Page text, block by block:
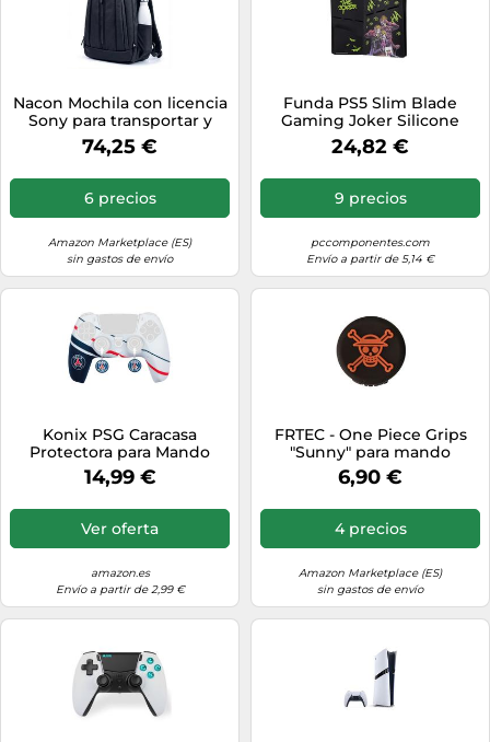
Nacon Mochila con licencia
Sony para transportar y
proteger la consola PS5
74,25 €
6 precios
Amazon Marketplace (ES)
sin gastos de envío
Funda PS5 Slim Blade
Gaming Joker Silicone
Cover Negra Verde Silicone
Protectora
24,82 €
9 precios
pccomponentes.com
Envío a partir de 5,14 €
Konix PSG Caracasa
Protectora para Mando
DualSense PS5 - Silicona -
Tapa de Botones - Azul,
Blanco y Rojo
14,99 €
Ver oferta
amazon.es
Envío a partir de 2,99 €
FRTEC - One Piece Grips
"Sunny" para mando
PS5/PS4
6,90 €
4 precios
Amazon Marketplace (ES)
sin gastos de envío